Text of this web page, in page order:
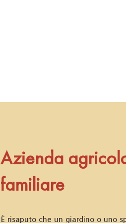
Azienda
familiare
È risaputo che un giardino o uno